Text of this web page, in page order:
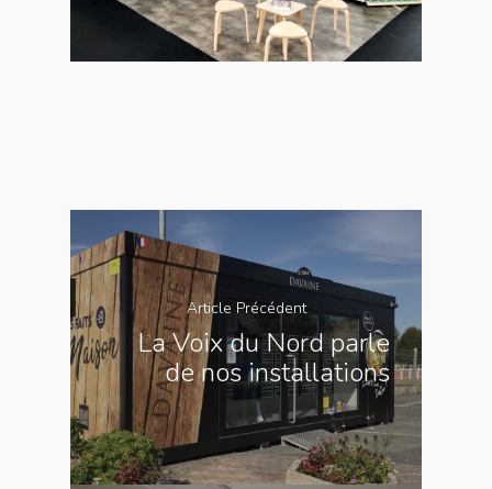
Article Précédent
La Voix du Nord parle
de nos installations